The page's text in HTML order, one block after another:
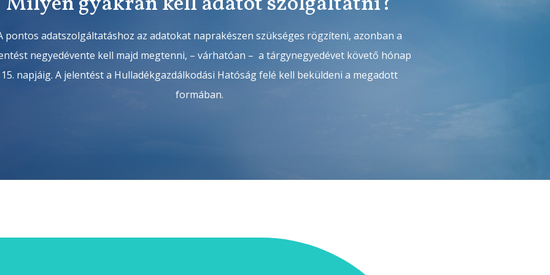
pontos adatszolgáltatáshoz az adatokat naprakészen szükséges rögzíteni, azonban a
negyedévente kell majd megtenni, – várhatóan – a tárgynegyedévet követő hónap
15. napjáig. A jelentést a Hulladékgazdálkodási Hatóság felé kell beküldeni a megadott
formában.